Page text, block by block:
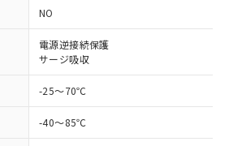
NO
電源逆接続保護
サージ吸収
-25～70℃
-40～85℃
件
読みいただき、同意のうえ
EU RoHS指令（10物質）の
した製品が提供可能な商品で
RoHS指令（10物質）の非含
製品に切り替える予定のある
：EU RoHS指令（10物質）の
の商品で、対応品を出す予